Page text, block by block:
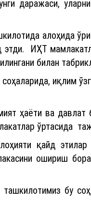
даражаси,
алоҳида
этди. ИҲТ
билан
иқлим
ҳаёти ва
ўртасида
қайд
ошириш
бу